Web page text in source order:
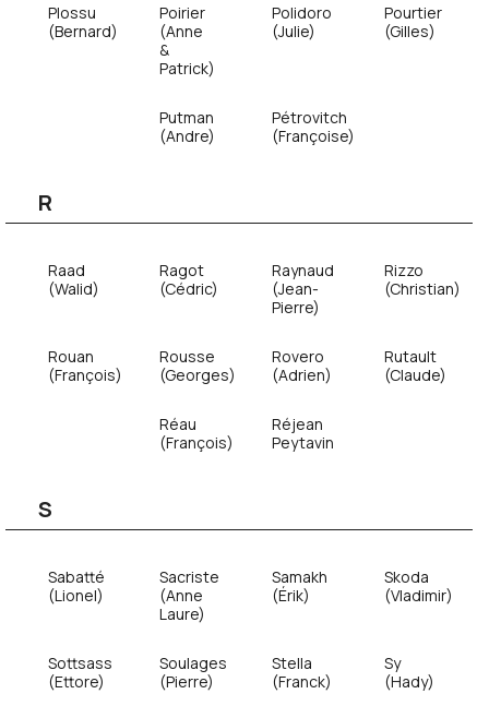
Plossu
(Bernard)
Poirier
(Anne
&
Patrick)
Polidoro
(Julie)
Pourtier
(Gilles)
Putman
(Andre)
Pétrovitch
(Françoise)
R
Raad
(Walid)
Ragot
(Cédric)
Raynaud
(Jean-
Pierre)
Rizzo
(Christian)
Rouan
(François)
Rousse
(Georges)
Rovero
(Adrien)
Rutault
(Claude)
Réau
(François)
Réjean
Peytavin
S
Sabatté
(Lionel)
Sacriste
(Anne
Laure)
Samakh
(Érik)
Skoda
(Vladimir)
Sottsass
(Ettore)
Soulages
(Pierre)
Stella
(Franck)
Sy
(Hady)